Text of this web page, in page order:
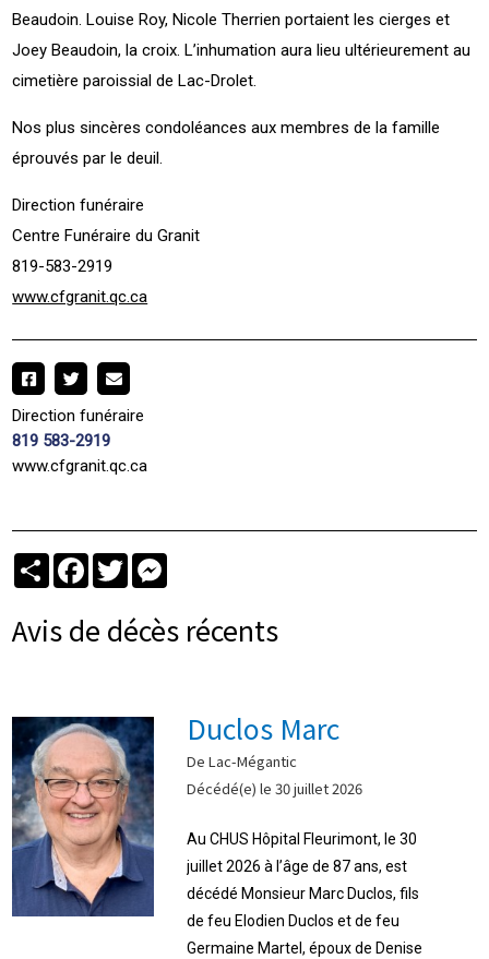
Beaudoin. Louise Roy, Nicole Therrien portaient les cierges et
Joey Beaudoin, la croix. L’inhumation aura lieu ultérieurement au
cimetière paroissial de Lac-Drolet.
Nos plus sincères condoléances aux membres de la famille
éprouvés par le deuil.
Direction funéraire
Centre Funéraire du Granit
819-583-2919
www.cfgranit.qc.ca
Direction funéraire
819 583-2919
www.cfgranit.qc.ca
PartagerFacebook
Twitter
Avis de décès récents
Duclos Marc
De Lac-Mégantic
Décédé(e) le 30 juillet 2026
Au CHUS Hôpital Fleurimont, le 30
juillet 2026 à l’âge de 87 ans, est
décédé Monsieur Marc Duclos, fils
de feu Elodien Duclos et de feu
Germaine Martel, époux de Denise